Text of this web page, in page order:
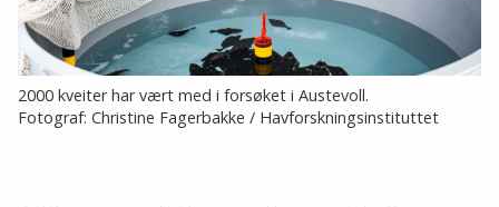
2000 kveiter har vært med i forsøket i Austevoll.
Fotograf: Christine Fagerbakke / Havforskningsinstituttet